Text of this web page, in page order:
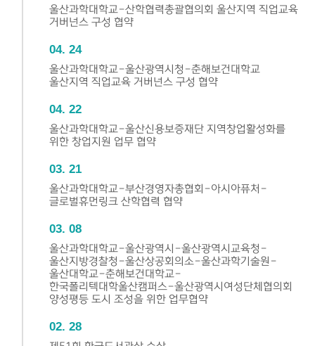
울산과학대학교-산학협력총괄협의회 울산지역 직업교육
거버넌스 구성 협약
04 24
울산과학대학교-울산광역시청-춘해보건대학교
울산지역 직업교육 거버넌스 구성 협약
04 22
울산과학대학교-울산신용보증재단 지역창업활성화를
위한 창업지원 업무 협약
03 21
울산과학대학교-부산경영자총협회-아시아퓨처-
글로벌휴먼링크 산학협력 협약
03 08
울산과학대학교-울산광역시-울산광역시교육청-
울산지방경찰청-울산상공회의소-울산과학기술원-
울산대학교-춘해보건대학교-
한국폴리텍대학울산캠퍼스-울산광역시여성단체협의회
양성평등 도시 조성을 위한 업무협약
02 28